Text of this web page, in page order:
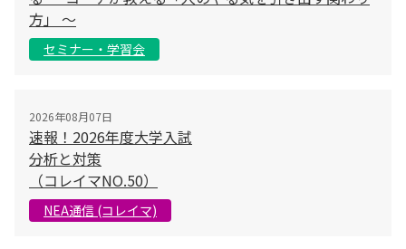
方」 〜
セミナー・学習会
2026年08月07日
速報！2026年度大学入試
分析と対策
（コレイマNO.50）
NEA通信 (コレイマ)